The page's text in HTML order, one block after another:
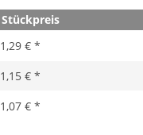
Stückpreis
1,29 € *
1,15 € *
1,07 € *